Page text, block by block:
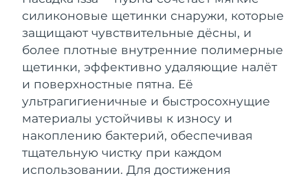
силиконовые щетинки снаружи, которые
защищают чувствительные дёсны, и
более плотные внутренние полимерные
щетинки, эффективно удаляющие налёт
и поверхностные пятна. Её
ультрагигиеничные и быстросохнущие
материалы устойчивы к износу и
накоплению бактерий, обеспечивая
тщательную чистку при каждом
использовании. Для достижения